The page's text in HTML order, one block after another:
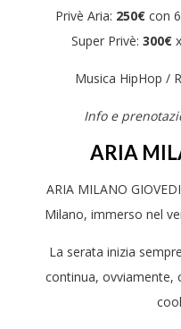
Privè Aria: 250€ con
Super Privè: 300€
Musica HipHop /
Info e
ARIA
ARIA MILANO
Milano, immerso nel
La serata inizia
continua, ovviamente,